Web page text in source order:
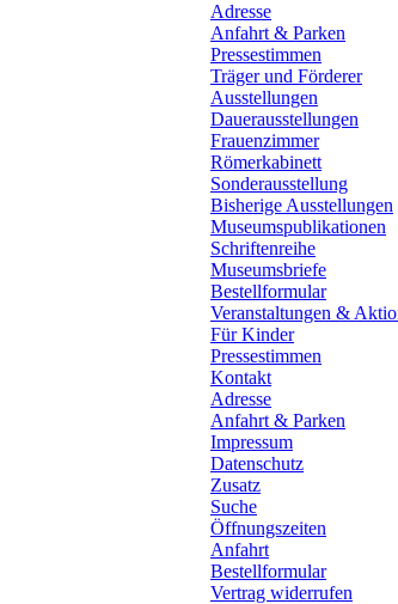
Adresse
Anfahrt & Parken
Pressestimmen
Träger und Förderer
Ausstellungen
Dauerausstellungen
Frauenzimmer
Römerkabinett
Sonderausstellung
Bisherige Ausstellungen
Museumspublikationen
Schriftenreihe
Museumsbriefe
Bestellformular
Veranstaltungen &
Für Kinder
Pressestimmen
Kontakt
Adresse
Anfahrt & Parken
Impressum
Datenschutz
Zusatz
Suche
Öffnungszeiten
Anfahrt
Bestellformular
Vertrag widerrufen